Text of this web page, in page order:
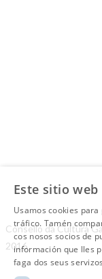
Aviso Legal
Consello da Cultura
2016
Este sitio web
Usamos cookies
tráfico. Tamén
cos nosos socios de
información que lles
faga dos seus